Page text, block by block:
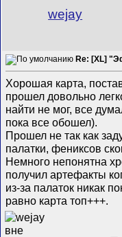
wejay
Re: [XL]
Хорошая карта,
прошел довольно
найти не мог, все
пока все обошел).
Прошел не так как
палатки, фениксов
Немного непонятна
получил артефакты
из-за палаток никак
равно карта топ+++.